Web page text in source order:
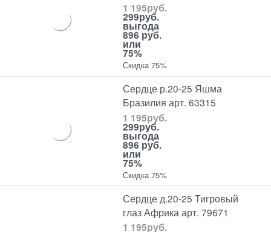
1 195руб.
299руб.
выгода
896 руб.
или
75%
Скидка 75%
Сердце р.20-25 Яшма
Бразилия арт. 63315
1 195руб.
299руб.
выгода
896 руб.
или
75%
Скидка 75%
Сердце д.20-25 Тигровый
глаз Африка арт. 79671
1 195руб.